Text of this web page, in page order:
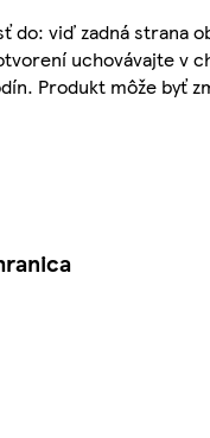
do: viď zadná strana
uchovávajte v
Produkt môže byť